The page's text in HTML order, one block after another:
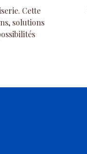
Cette
solutions